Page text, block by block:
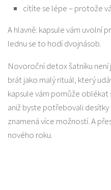
cítíte se lépe – protože
A hlavně: kapsule vám uvolní
lednu se to hodí dvojnásob.
Novoroční detox šatníku
brát jako malý rituál, který
kapsule vám pomůže oblékat
aniž byste potřebovali desítky
znamená více možností. A
nového roku.